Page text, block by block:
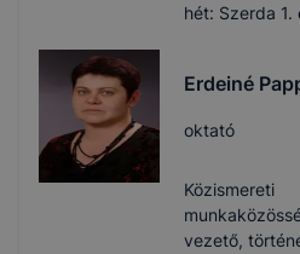
hét: Szerda 1.
Erdeiné
oktató
Közismereti
vezető,